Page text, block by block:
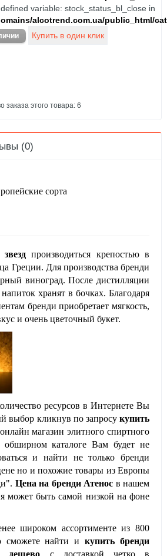
variable: stock_status_bl_close in
alcotrend.com.ua/public_html/
заказа этого товара: 6
(0)
сорта
производиться крепостью в
Греции. Для производства бренди
виноград. После дистилляции
хранят в бочках. Благодаря
бренди приобретает мягкость,
и очень цветочный букет.
ресурсов в Интернете Вы
выбор кликнув по запросу купить
магазин элитного спиртного
каталоге Вам будет не
и найти не только бренди
но и похожие товары из Европы
Цена на бренди Атенос в нашем
может быть самой низкой на фоне
широком ассортименте из 800
сможете найти икупить бренди